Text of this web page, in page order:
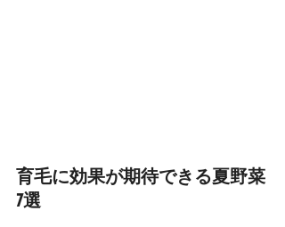
育毛に効果が期待できる夏野菜
7選